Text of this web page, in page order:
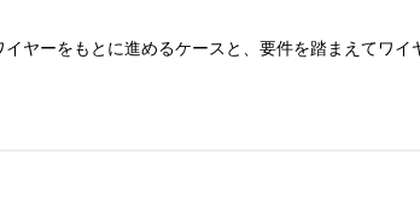
ヤーをもとに進めるケースと、要件を踏まえてワイ